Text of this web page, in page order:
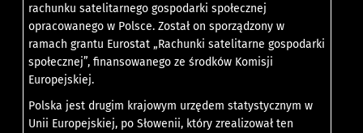
rachunku satelitarnego gospodarki społecznej
opracowanego w Polsce. Został on sporządzony w
ramach grantu Eurostat „Rachunki satelitarne gospodarki
społecznej”, finansowanego ze środków Komisji
Europejskiej.
Polska jest drugim krajowym urzędem statystycznym w
Unii Europejskiej, po Słowenii, który zrealizował ten